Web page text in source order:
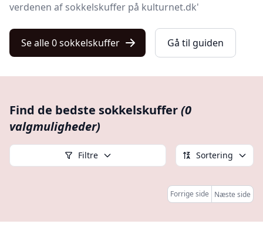
verdenen af sokkelskuffer på kulturnet.dk'
Se alle 0 sokkelskuffer Gå til guiden
Find de bedste sokkelskuffer(0
valgmuligheder)
Filtre Sortering
Forrige side Næste side